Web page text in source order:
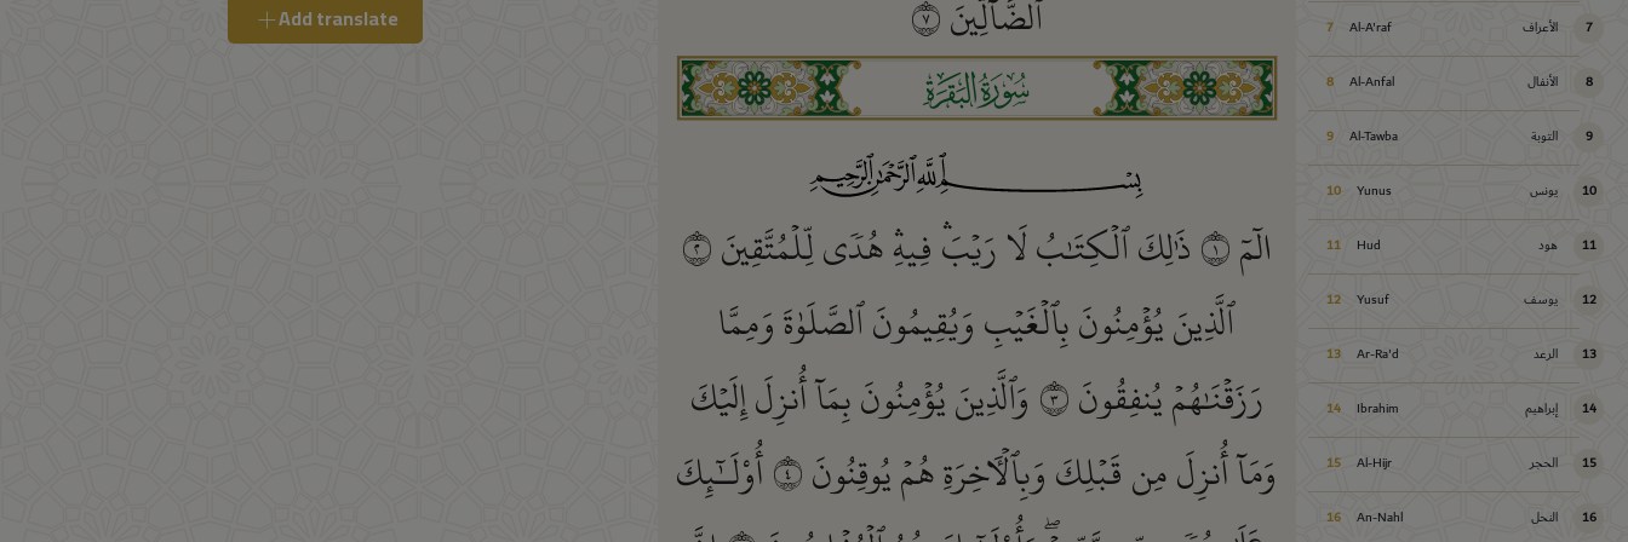
7 الأعراف Al-A'raf
7
8 الأنفال Al-Anfal
8
9 التوبة Al-Tawba
9
10 يونس Yunus
10
11 هود Hud
11
12 يوسف Yusuf
12
13 الرعد Ar-Ra'd
13
14 إبراهيم Ibrahim
14
15 الحجر Al-Hijr
15
16 النحل An-Nahl
16
ٱلضَّآلِّينَ٧
ﮎ
الٓمٓ١ذَٰلِكَ ٱلۡكِتَٰبُ لَا رَيۡبَۛ فِيهِۛ هُدٗى لِّلۡمُتَّقِينَ٢
ٱلَّذِينَ يُؤۡمِنُونَ بِٱلۡغَيۡبِ وَيُقِيمُونَ ٱلصَّلَوٰةَ وَمِمَّا
رَزَقۡنَٰهُمۡ يُنفِقُونَ٣وَٱلَّذِينَ يُؤۡمِنُونَ بِمَآ أُنزِلَ إِلَيۡكَ
وَمَآ أُنزِلَ مِن قَبۡلِكَ وَبِٱلۡأٓخِرَةِ هُمۡ يُوقِنُونَ٤أُوْلَـٰٓئِكَ
Add translate